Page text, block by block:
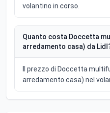
volantino in corso.
Quanto costa Doccetta
arredamento casa) da
Il prezzo di Doccetta
arredamento casa) nel